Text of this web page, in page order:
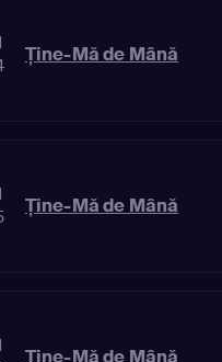
Ține-Mă de Mână
Ține-Mă de Mână
Ține-Mă de Mână